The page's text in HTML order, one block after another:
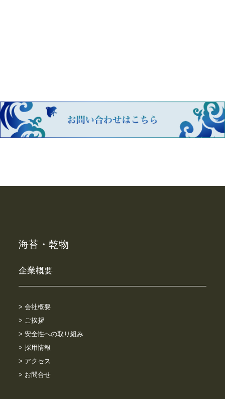
海苔・乾物
企業概要
> 会社概要
> ご挨拶
> 安全性への取り組み
> 採用情報
> アクセス
> お問合せ